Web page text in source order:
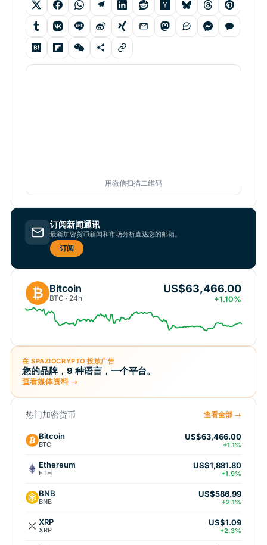
用微信扫描二维码
订阅新闻通讯
最新加密货币新闻和市场分析直达您的邮箱。
订阅
₿ Bitcoin
BTC · 24h
US$63,466.00
+1.10%
在 SPAZIOCRYPTO 投放广告
您的品牌，9 种语言，一个平台。
查看媒体资料 →
热门加密货币 查看全部 →
Bitcoin
BTC
US$63,466.00
+1.1%
Ethereum
ETH
US$1,881.80
+1.9%
BNB
BNB
US$586.99
+2.1%
XRP
XRP
US$1.09
+2.3%